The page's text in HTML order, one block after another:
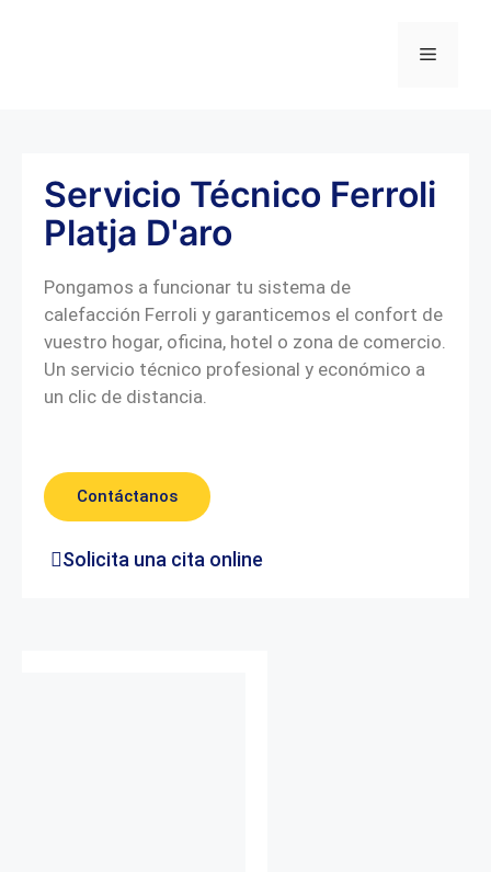
Servicio Técnico Ferroli
Platja D'aro
Pongamos a funcionar tu sistema de
calefacción Ferroli y garanticemos el confort de
vuestro hogar, oficina, hotel o zona de comercio.
Un servicio técnico profesional y económico a
un clic de distancia.
Contáctanos
Solicita una cita online